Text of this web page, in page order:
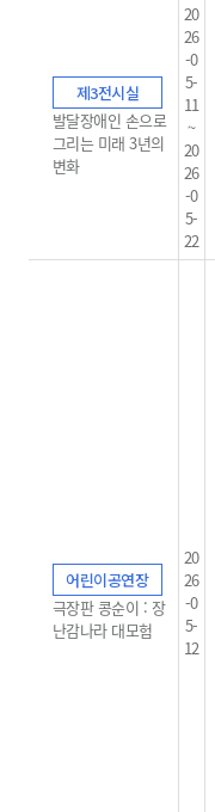
제3전시실
발달장애인 손으로
그리는 미래 3년의
변화
20
26
-0
5-
11
~
20
26
-0
5-
22
어린이공연장
극장판 콩순이 : 장
난감나라 대모험
20
26
-0
5-
12